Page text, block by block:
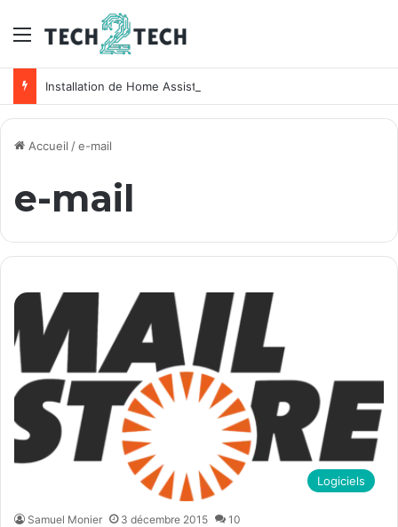
Menu
Installation de Home Assistant sur un NAS Synology
Accueil /e-mail
e-mail
Logiciels
Samuel Monier 3 décembre 2015 10